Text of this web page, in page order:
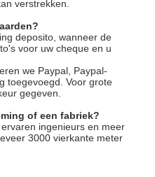
verstrekken.
deposito, wanneer de
voor uw cheque en u
we Paypal, Paypal-
toegevoegd. Voor grote
gegeven.
of een fabriek?
ingenieurs en meer
3000 vierkante meter